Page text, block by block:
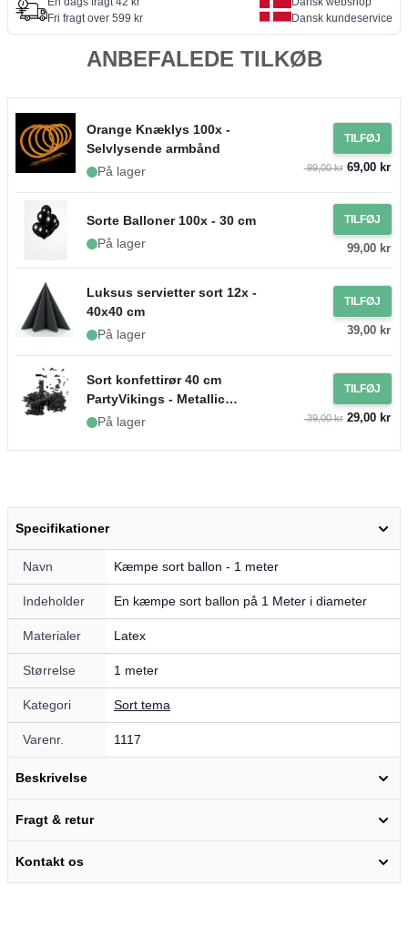
Fri fragt over 599 kr
Dansk kundeservice
ANBEFALEDE TILKØB
Orange Knæklys 100x -
Selvlysende armbånd
På lager
TILFØJ
99,00 kr69,00 kr
Sorte Balloner 100x - 30 cm
På lager
TILFØJ
99,00 kr
Luksus servietter sort 12x -
40x40 cm
På lager
TILFØJ
39,00 kr
Sort konfettirør 40 cm
PartyVikings - Metallic
Rektangulær
På lager
TILFØJ
39,00 kr29,00 kr
Specifikationer
Navn Kæmpe sort ballon - 1 meter
Indeholder En kæmpe sort ballon på 1 Meter i diameter
Materialer Latex
Størrelse 1 meter
Kategori Sort tema
Varenr. 1117
Beskrivelse
Fragt & retur
Kontakt os